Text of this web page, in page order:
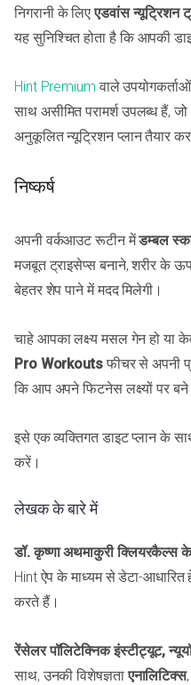
निगरानी के लिएएडवांस न्यूट्रिशन
यह सुनिश्चित होता है कि आपकी
Hint Premium वाले
साथ असीमित परामर्श उपलब्ध हैं,
अनुकूलित न्यूट्रिशन प्लान तैयार
निष्कर्ष
अपनी वर्कआउट रूटीन मेंडम्बल
मजबूत ट्राइसेप्स बनाने, शरीर के
बेहतर शेप पाने में मदद मिलेगी।
चाहे आपका लक्ष्य मसल गेन हो या
Pro Workoutsफीचर से अपनी
कि आप अपने फिटनेस लक्ष्यों पर बने
इसे एक व्यक्तिगत डाइट प्लान के
करें।
लेखक के बारे में
डॉ. कृष्णा अथमाकुरी क्लियरकैल्स
Hint ऐप के माध्यम से डेटा-
करते हैं।
रेंसेलर पॉलिटेक्निक इंस्टीट्यूट,
साथ, उनकी विशेषज्ञताएनालिटिक्स